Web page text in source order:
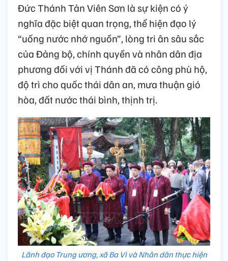
Đức Thánh Tản Viên Sơn là sự kiện có ý
nghĩa đặc biệt quan trọng, thể hiện đạo lý
“uống nước nhớ nguồn”, lòng tri ân sâu sắc
của Đảng bộ, chính quyền và nhân dân địa
phương đối với vị Thánh đã có công phù hộ,
độ trì cho quốc thái dân an, mưa thuận gió
hòa, đất nước thái bình, thịnh trị.
Lãnh đạo Trung ương, xã Ba Vì và Nhân dân thực hiện